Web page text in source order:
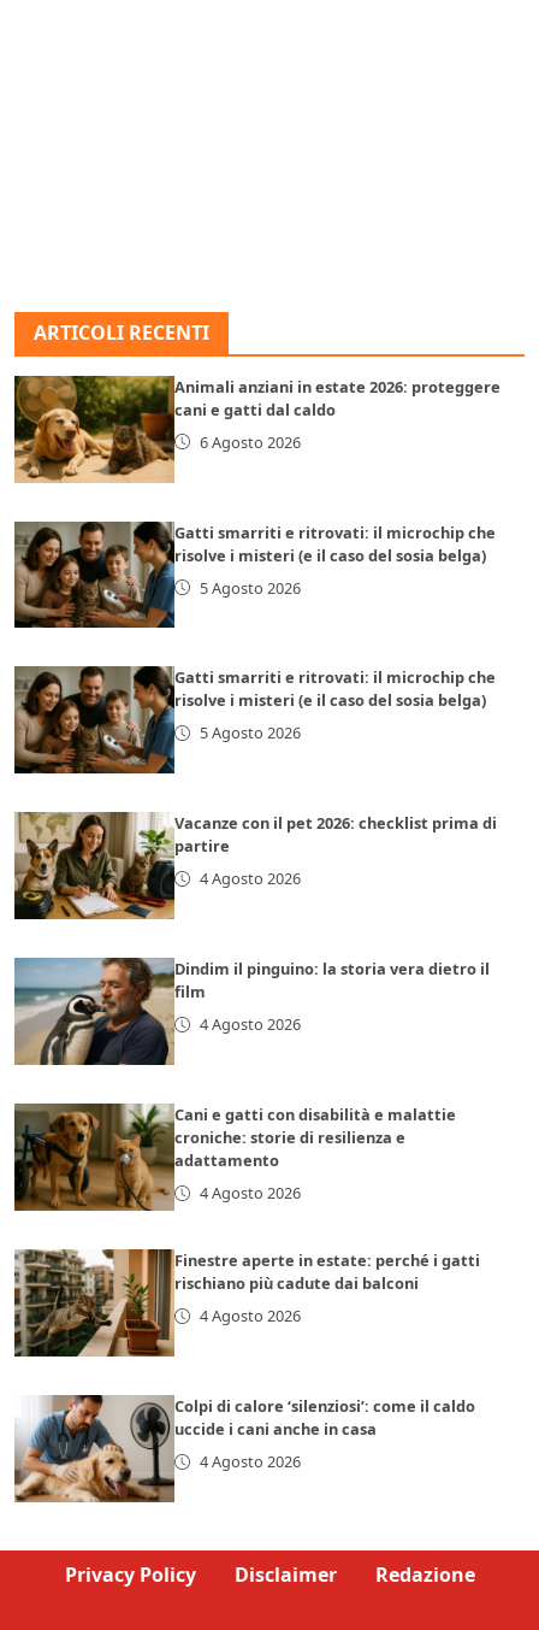
ARTICOLI RECENTI
Animali anziani in estate 2026: proteggere
cani e gatti dal caldo
6 Agosto 2026
Gatti smarriti e ritrovati: il microchip che
risolve i misteri (e il caso del sosia belga)
5 Agosto 2026
Gatti smarriti e ritrovati: il microchip che
risolve i misteri (e il caso del sosia belga)
5 Agosto 2026
Vacanze con il pet 2026: checklist prima di
partire
4 Agosto 2026
Dindim il pinguino: la storia vera dietro il
film
4 Agosto 2026
Cani e gatti con disabilità e malattie
croniche: storie di resilienza e
adattamento
4 Agosto 2026
Finestre aperte in estate: perché i gatti
rischiano più cadute dai balconi
4 Agosto 2026
Colpi di calore ‘silenziosi’: come il caldo
uccide i cani anche in casa
4 Agosto 2026
Privacy Policy Disclaimer Redazione